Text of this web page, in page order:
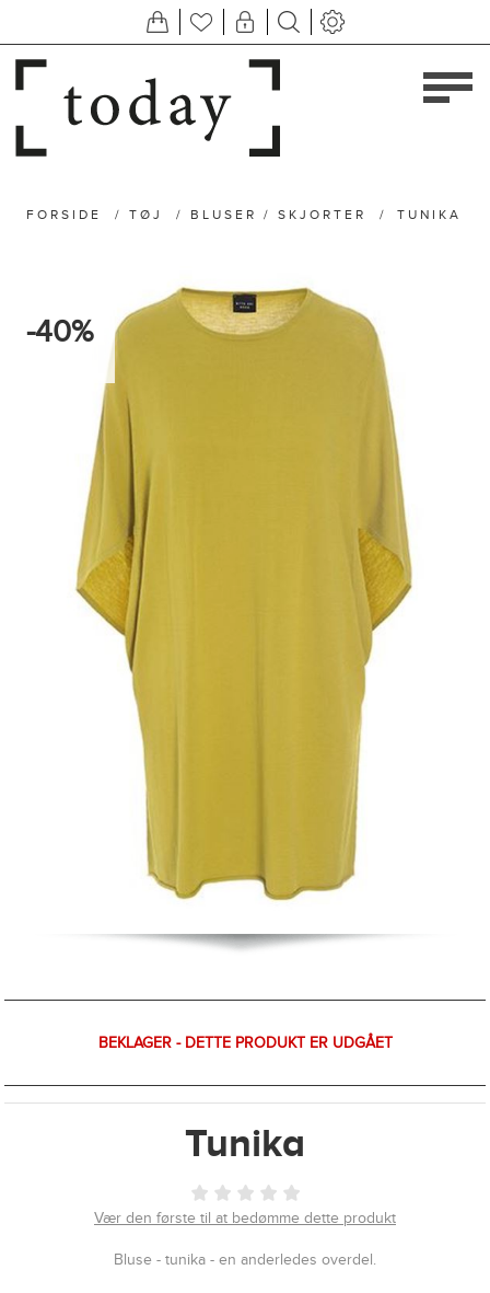
FORSIDE / TØJ / BLUSER / SKJORTER / TUNIKA
-40%
BEKLAGER - DETTE PRODUKT ER UDGÅET
Tunika
Vær den første til at bedømme dette produkt
Bluse - tunika - en anderledes overdel.